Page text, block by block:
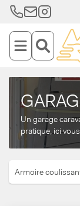
Un garage
pratique, ici
Armoire